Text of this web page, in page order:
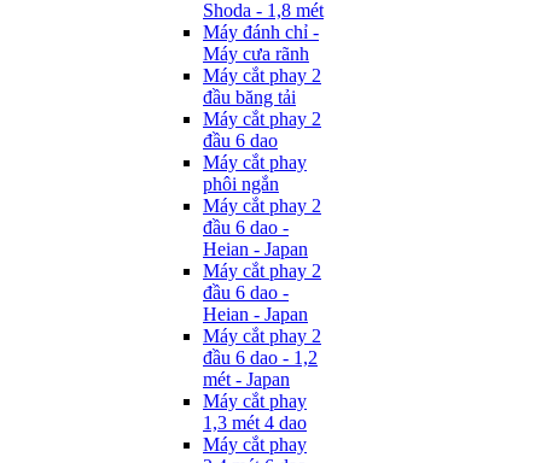
Shoda - 1,8 mét
Máy đánh chỉ -
Máy cưa rãnh
Máy cắt phay 2
đầu băng tải
Máy cắt phay 2
đầu 6 dao
Máy cắt phay
phôi ngắn
Máy cắt phay 2
đầu 6 dao -
Heian - Japan
Máy cắt phay 2
đầu 6 dao -
Heian - Japan
Máy cắt phay 2
đầu 6 dao - 1,2
mét - Japan
Máy cắt phay
1,3 mét 4 dao
Máy cắt phay